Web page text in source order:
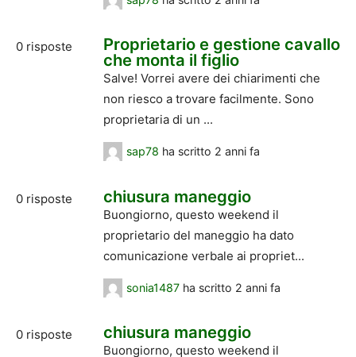
0 risposte
Proprietario e gestione cavallo
che monta il figlio
Salve! Vorrei avere dei chiarimenti che
non riesco a trovare facilmente. Sono
proprietaria di un ...
sap78 ha scritto 2 anni fa
0 risposte chiusura maneggio
Buongiorno, questo weekend il
proprietario del maneggio ha dato
comunicazione verbale ai propriet...
sonia1487ha scritto 2 anni fa
0 risposte chiusura maneggio
Buongiorno, questo weekend il